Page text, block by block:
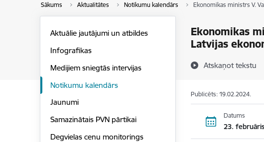
Sākums Aktualitātes Notikumu kalendārs Ekonomikas ministrs V.
Ekonomikas
Latvijas
Atskaņot tekstu
Aktuālie jautājumi un atbildes
Infografikas
Medijiem sniegtās intervijas
Notikumu kalendārs
Jaunumi
Samazinātais PVN pārtikai
Degvielas cenu monitorings
Publicēts: 19.02.2024.
Datums
23.